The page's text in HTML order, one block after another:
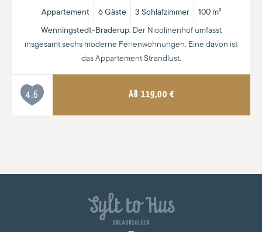
Appartement 6 Gäste 3 Schlafzimmer
100 m²
Wenningstedt-Braderup. Der Nicolinenhof umfasst
insgesamt sechs moderne Ferienwohnungen. Eine davon ist
das Appartement Strandlust.
4.6 AB 119,00 €